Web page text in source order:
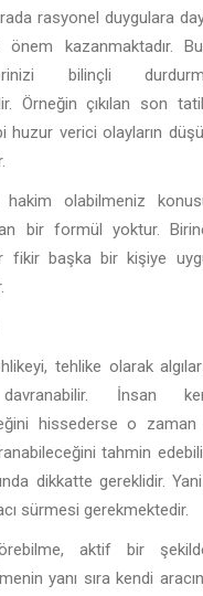
rasyonel duygulara
önem kazanmaktadır.
bilinçli
Örneğin çıkılan son
huzur verici olayların
hakim olabilmeniz
bir formül yoktur.
fikir başka bir kişiye
tehlike olarak
İnsan
hissederse o zaman
tahmin
dikkatte gereklidir.
sürmesi gerekmektedir.
aktif bir
yanı sıra kendi